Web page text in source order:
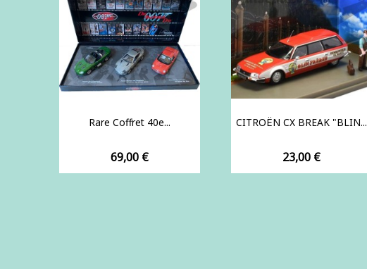
Rare Coffret 40e...
Prix
69,00 €
CITROËN CX BREAK "BLIN...
Prix
23,00 €